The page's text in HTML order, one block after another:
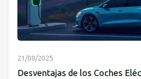
21/08/2025
Desventajas de los Coches